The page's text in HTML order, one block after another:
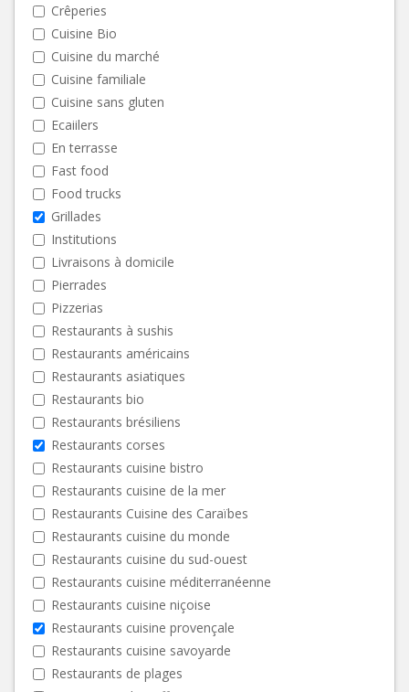
Crêperies
Cuisine Bio
Cuisine du marché
Cuisine familiale
Cuisine sans gluten
Ecaiilers
En terrasse
Fast food
Food trucks
Grillades
Institutions
Livraisons à domicile
Pierrades
Pizzerias
Restaurants à sushis
Restaurants américains
Restaurants asiatiques
Restaurants bio
Restaurants brésiliens
Restaurants corses
Restaurants cuisine bistro
Restaurants cuisine de la mer
Restaurants Cuisine des Caraïbes
Restaurants cuisine du monde
Restaurants cuisine du sud-ouest
Restaurants cuisine méditerranéenne
Restaurants cuisine niçoise
Restaurants cuisine provençale
Restaurants cuisine savoyarde
Restaurants de plages